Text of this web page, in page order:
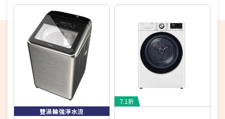
偏遠地區及外島不送！
※如商品標題掛有【預購】字樣，都將依照預購日
期，以訂單順序陸續出貨，如遇原廠供貨延遲，將會
再另外發送簡訊通知。
若您同意以上約定事項再行下單，謝謝。
★以上僅供參考，若有誤請依原廠公告為主
★因能效分級不定期更正，商品能效依政府公告為準
雙渦輪強淨水流
7.1折